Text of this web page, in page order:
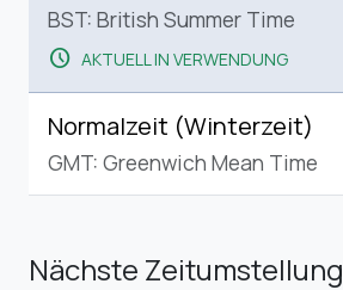
BST: British Summer Time
schedule AKTUELL IN VERWENDUNG
Normalzeit (Winterzeit)
GMT: Greenwich Mean Time
Nächste Zeitumstellung